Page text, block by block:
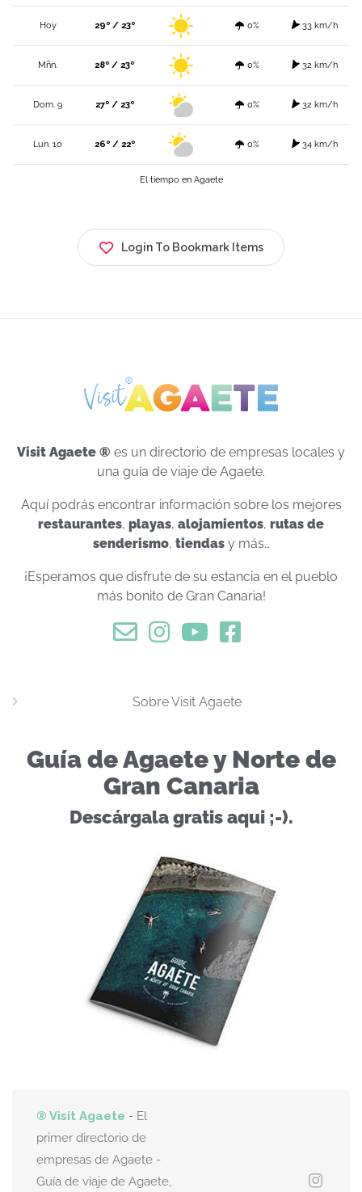
Hoy 29º / 23º 0% 33 km/h
Mñn. 28º / 23º 0% 32 km/h
Dom. 9 27º / 23º 0% 32 km/h
Lun. 10 26º / 22º 0% 34 km/h
El tiempo en Agaete
Login To Bookmark Items
Visit Agaete ® es un directorio de empresas locales y
una guía de viaje de Agaete.
Aquí podrás encontrar información sobre los mejores
restaurantes, playas, alojamientos, rutas de
senderismo, tiendasy más…
¡Esperamos que disfrute de su estancia en el pueblo
más bonito de Gran Canaria!
Sobre Visit Agaete
Guía de Agaete y Norte de
Gran Canaria
Descárgala gratis aqui ;-).
® Visit Agaete - El
primer directorio de
empresas de Agaete -
Guía de viaje de Agaete,